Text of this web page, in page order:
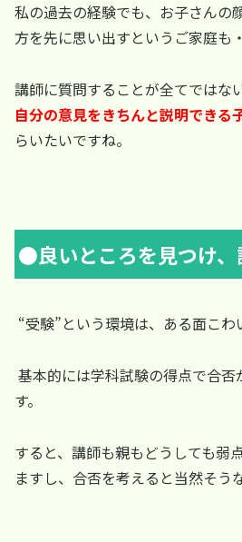
私の過去の経験でも、お子さんの
方を先に思い出すというご家庭
講師に質問することが全てではな
自分の意見をきちんと説明できる子
らいたいですね。
●良いところを見つけ、
“受験”という環境は、ある面こわ
基本的には学科試験の得点で合否
す。
すると、講師も親もどうしても弱
ますし、合否を考えると当然そう